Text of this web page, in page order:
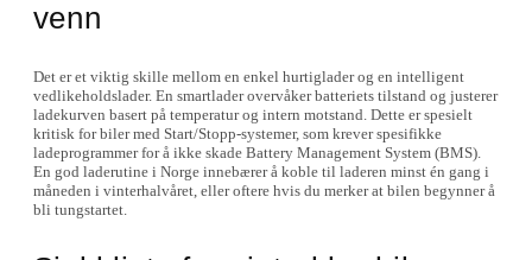
venn
Det er et viktig skille mellom en enkel hurtiglader og en intelligent
vedlikeholdslader. En smartlader overvåker batteriets tilstand og justerer
ladekurven basert på temperatur og intern motstand. Dette er spesielt
kritisk for biler med Start/Stopp-systemer, som krever spesifikke
ladeprogrammer for å ikke skade Battery Management System (BMS).
En god laderutine i Norge innebærer å koble til laderen minst én gang i
måneden i vinterhalvåret, eller oftere hvis du merker at bilen begynner å
bli tungstartet.